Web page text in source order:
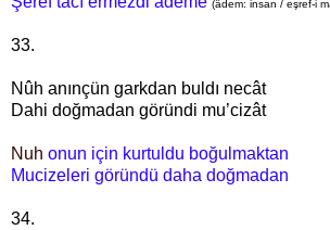
(âdem: insan / eşref-i
33.
Nûh anınçün garkdan buldı necât
Dahi doğmadan göründi mu’cizât
Nuh onun için kurtuldu boğulmaktan
Mucizeleri göründü daha doğmadan
34.